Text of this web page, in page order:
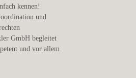
kennen!
und
GmbH begleitet
und vor allem